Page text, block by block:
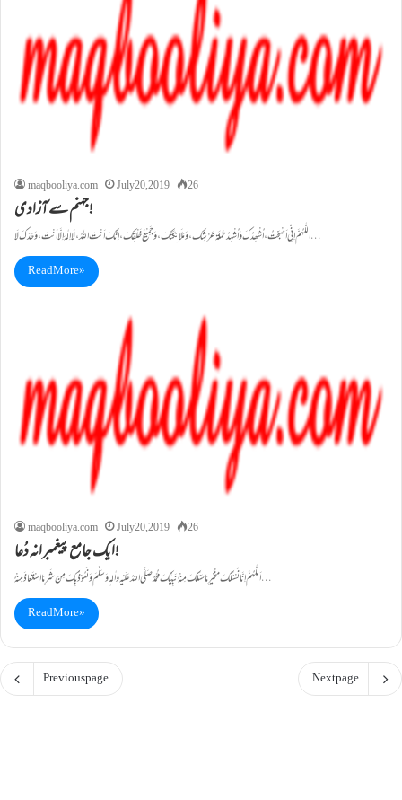
maqbooliya.com July 20, 2019 26
جہنم سے آزادی!
اللّٰہُمَّ اِنِّی اَصْبَحْتُ ، اُشْھِدُکَ وَاُشْہِدُ حَمَــلَۃَ عَـرْشِکَ، وَمَلَائِکَتَکَ، وَجَمِیْعَ خَلْقِکَ، اِنَّکَ اَنْتَ اللہُ، لَا اِلٰہَ اِلَّا اَنْتَ، وَحْدَکَ لَا…
Read More »
maqbooliya.com July 20, 2019 26
ایک جامع پیغمبرانہ دُعا!
اَللّٰهُمَّ اِنَّانَسْئَلُكَ مِنْخَيْرِ مَا سَئَلَكَ مِنْهُ نَبِيُّكَ مُحَمَّدٌ صَلَّی اللهُ عَلَيْهِ واٰلہٖ وَسَلَّمَ وَ نَعُوْذُبِكَ مِنْ شَرِّ مَا اسْتَعَاذَ مِنْهُ…
Read More »
Previous page Next page